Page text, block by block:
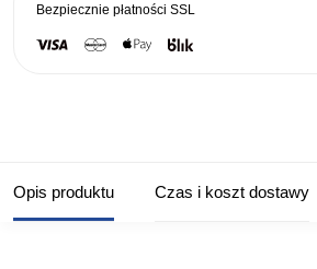
Bezpiecznie płatności SSL
Opis produktu Czas i koszt dostawy